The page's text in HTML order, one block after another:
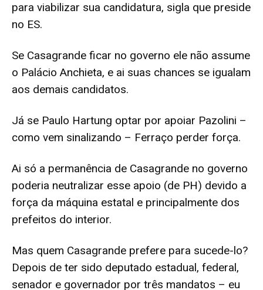
para viabilizar sua candidatura, sigla que preside
no ES.
Se Casagrande ficar no governo ele não assume
o Palácio Anchieta, e ai suas chances se igualam
aos demais candidatos.
Já se Paulo Hartung optar por apoiar Pazolini –
como vem sinalizando – Ferraço perder força.
Ai só a permanência de Casagrande no governo
poderia neutralizar esse apoio (de PH) devido a
força da máquina estatal e principalmente dos
prefeitos do interior.
Mas quem Casagrande prefere para sucede-lo?
Depois de ter sido deputado estadual, federal,
senador e governador por três mandatos – eu